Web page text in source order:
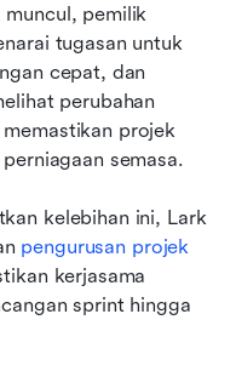
pemilik
tugasan untuk
cepat, dan
perubahan
projek
semasa.
kelebihan ini, Lark
pengurusan projek
kerjasama
sprint hingga